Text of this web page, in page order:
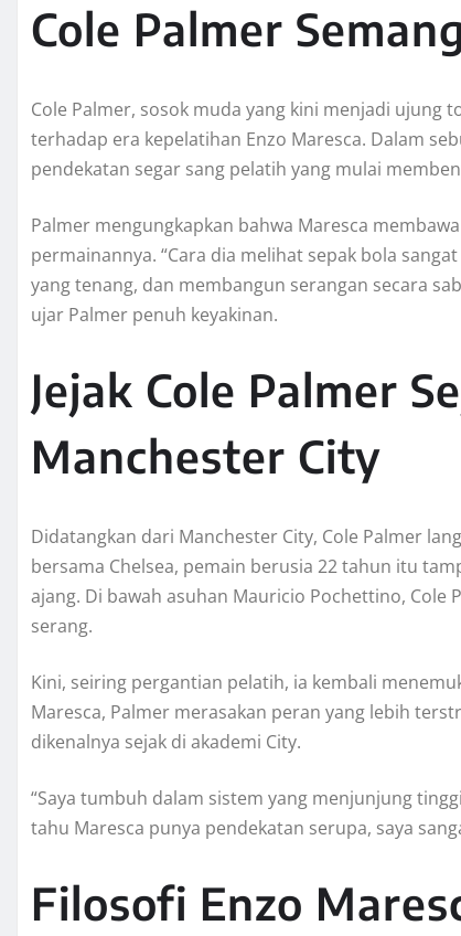
Cole Palmer
Cole Palmer, sosok muda yang kini menjadi ujung
terhadap era kepelatihan Enzo Maresca. Dalam
pendekatan segar sang pelatih yang mulai
Palmer mengungkapkan bahwa Maresca
permainannya. “Cara dia melihat sepak bola
yang tenang, dan membangun serangan secara
ujar Palmer penuh keyakinan.
Jejak Cole Palmer
Manchester City
Didatangkan dari Manchester City, Cole Palmer
bersama Chelsea, pemain berusia 22 tahun itu
ajang. Di bawah asuhan Mauricio Pochettino,
serang.
Kini, seiring pergantian pelatih, ia kembali
Maresca, Palmer merasakan peran yang lebih
dikenalnya sejak di akademi City.
“Saya tumbuh dalam sistem yang menjunjung
tahu Maresca punya pendekatan serupa, saya
Filosofi Enzo